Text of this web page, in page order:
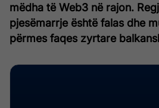
mëdha të Web3 në rajon.
pjesëmarrje është falas dhe
përmes faqes zyrtare